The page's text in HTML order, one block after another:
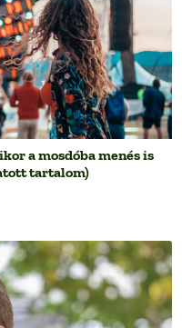
a mosdóba menés is
tartalom)